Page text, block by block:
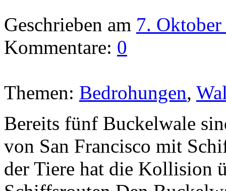
Geschrieben am 7.
Kommentare: 0
Themen: Bedrohungen,
Bereits fünf Buckelwale
von San Francisco mit
der Tiere hat die Kollision